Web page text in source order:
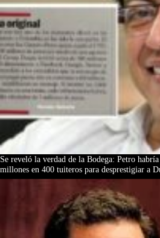
Se reveló la verdad de la Bodega: Petro
millones en 400 tuiteros para desprestigiar a